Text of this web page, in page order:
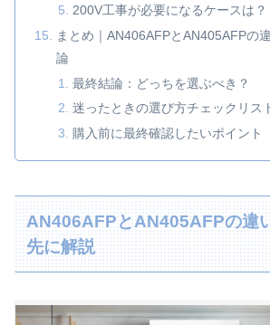
200V工事が必要になるケースは？
まとめ｜AN406AFPとAN405AFPの
論
最終結論：どっちを選ぶべき？
迷ったときの選び方チェックリス
購入前に最終確認したいポイント
AN406AFPとAN405AFPの違
先に解説